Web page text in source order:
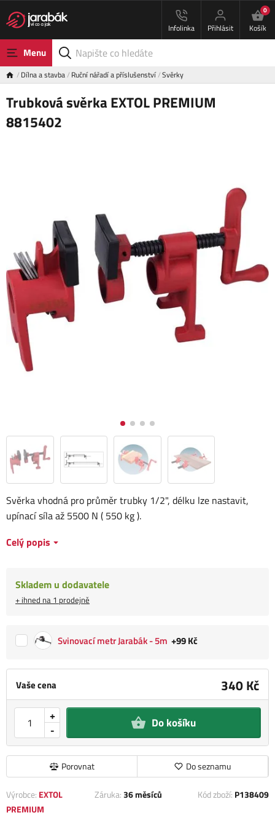
Infolinka Přihlásit
0
Košík
Menu
Dílna a stavba Ruční nářadí a příslušenství Svěrky
Trubková svěrka EXTOL PREMIUM
8815402
Vaše cena 340 Kč
-
+ Do košíku
Porovnat Do seznamu
Svěrka vhodná pro průměr trubky 1/2", délku lze nastavit,
upínací síla až 5500 N ( 550 kg ).
Celý popis
Skladem u dodavatele
+ ihned na 1 prodejně
Svinovací metr Jarabák - 5m +99 Kč
Výrobce: EXTOL
PREMIUM
Záruka:36 měsíců Kód zboží: P138409